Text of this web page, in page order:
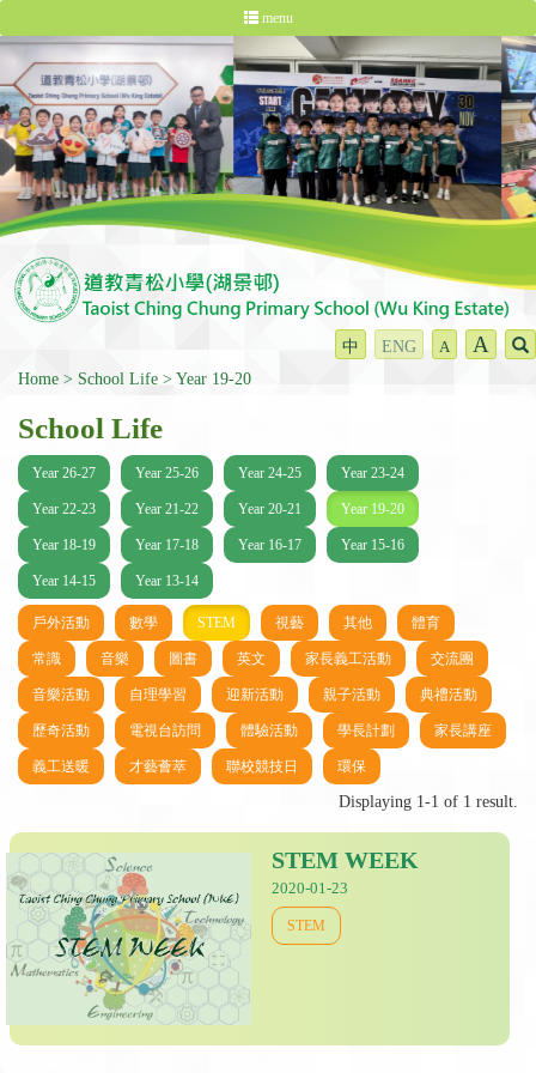
menu
中 ENG A A
Home School Life Year 19-20
School Life
Year 26-27 Year 25-26 Year 24-25 Year 23-24
Year 22-23 Year 21-22 Year 20-21 Year 19-20
Year 18-19 Year 17-18 Year 16-17 Year 15-16
Year 14-15 Year 13-14
戶外活動 數學 STEM 視藝 其他 體育
常識 音樂 圖書 英文 家長義工活動 交流團
音樂活動 自理學習 迎新活動 親子活動 典禮活動
歷奇活動 電視台訪問 體驗活動 學長計劃 家長講座
義工送暖 才藝薈萃 聯校競技日 環保
Displaying 1-1 of 1 result.
STEM WEEK
2020-01-23
STEM